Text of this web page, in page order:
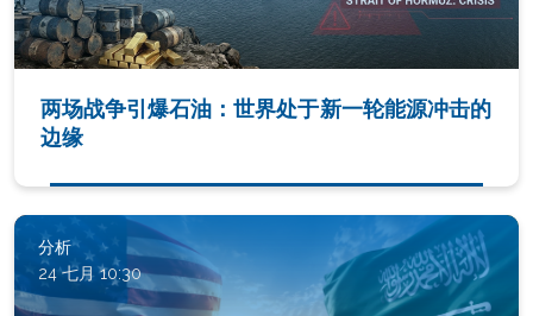
两场战争引爆石油：世界处于新一轮能源冲击的
边缘
分析
24 七月 10:30